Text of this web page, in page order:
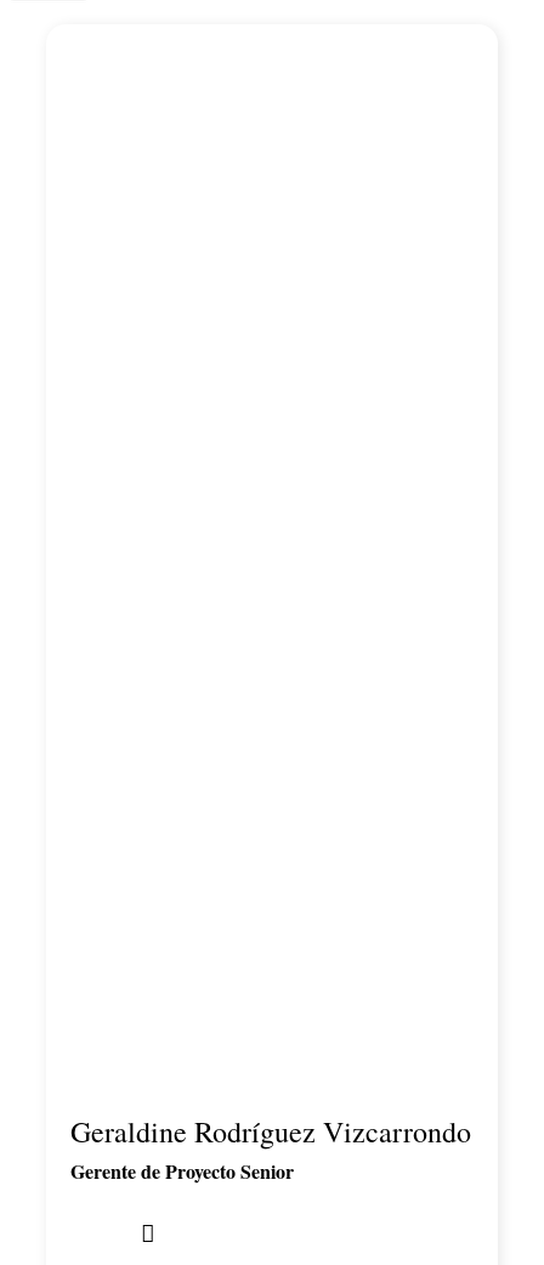
Geraldine Rodríguez Vizcarrondo
Gerente de Proyecto Senior